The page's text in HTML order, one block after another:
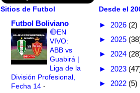
Sitios de Futbol
Futbol Boliviano
🔴EN
VIVO:
ABB vs
Guabirá |
Liga de la
División Profesional,
Fecha 14 -
Desde el
► 2026 (2)
► 2025
► 2024
► 2023
► 2022 (5)